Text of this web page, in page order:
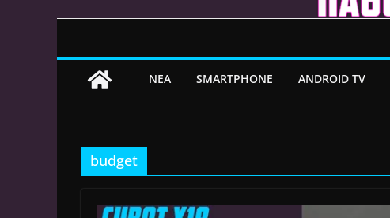
ΝEA SMARTPHONE ANDROID TV
budget